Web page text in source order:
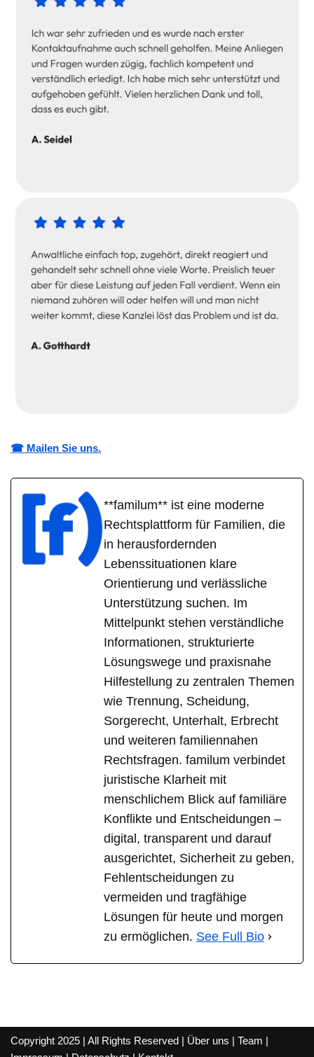
☎ Mailen Sie uns.
**familum** ist eine moderne
Rechtsplattform für Familien, die
in herausfordernden
Lebenssituationen klare
Orientierung und verlässliche
Unterstützung suchen. Im
Mittelpunkt stehen verständliche
Informationen, strukturierte
Lösungswege und praxisnahe
Hilfestellung zu zentralen Themen
wie Trennung, Scheidung,
Sorgerecht, Unterhalt, Erbrecht
und weiteren familiennahen
Rechtsfragen. familum verbindet
juristische Klarheit mit
menschlichem Blick auf familiäre
Konflikte und Entscheidungen –
digital, transparent und darauf
ausgerichtet, Sicherheit zu geben,
Fehlentscheidungen zu
vermeiden und tragfähige
Lösungen für heute und morgen
zu ermöglichen. See Full Bio
Copyright 2025 | All Rights Reserved | Über uns | Team |